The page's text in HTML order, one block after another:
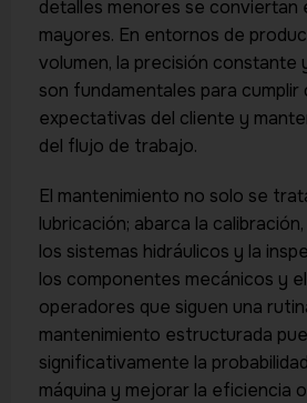
detalles menores se conviertan
mayores. En entornos de
volumen, la precisión constante
son fundamentales para cumplir
expectativas del cliente y
del flujo de trabajo.
El mantenimiento no solo se
lubricación; abarca la
los sistemas hidráulicos y la
los componentes mecánicos y
operadores que siguen una
mantenimiento estructurada
significativamente la
máquina y mejorar la eficiencia